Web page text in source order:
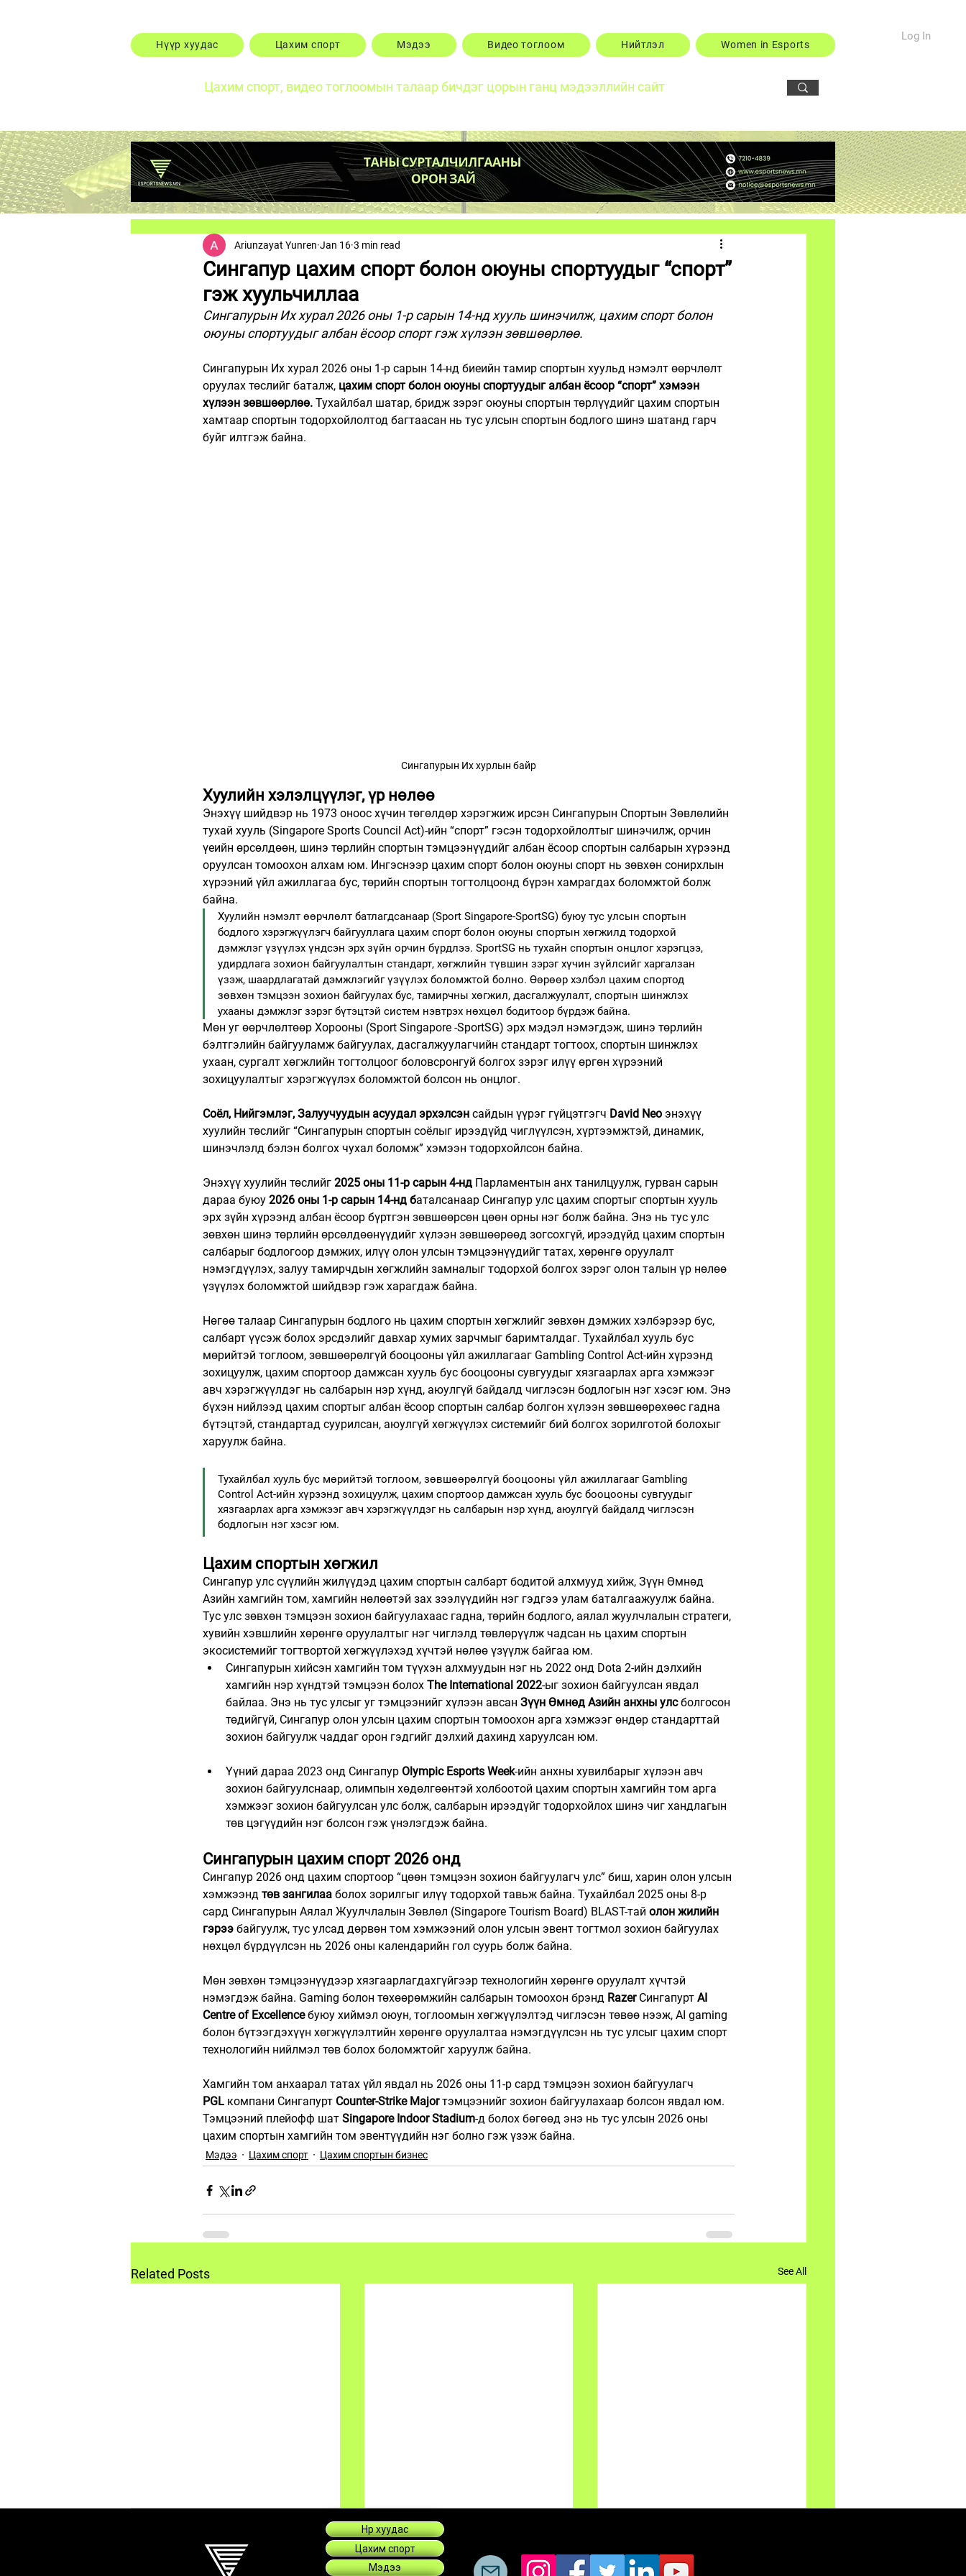
Нүүр хуудас Цахим спорт Мэдээ Видео тоглоом Нийтлэл Women in Esports
Log In
Цахим спорт, видео тоглоомын талаар бичдэг цорын ганц мэдээллийн сайт
Сингапур цахим спорт болон оюуны спортуудыг “спорт”
гэж хуульчиллаа
Ariunzayat Yunren Jan 16 3 min read
Сингапурын Их хурал 2026 оны 1-р сарын 14-нд хууль шинэчилж, цахим спорт болон
оюуны спортуудыг албан ёсоор спорт гэж хүлээн зөвшөөрлөө.
Сингапурын Их хурал 2026 оны 1-р сарын 14-нд биеийн тамир спортын хуульд нэмэлт өөрчлөлт
оруулах төслийг баталж, цахим спорт болон оюуны спортуудыг албан ёсоор “спорт” хэмээн
хүлээн зөвшөөрлөө. Тухайлбал шатар, бридж зэрэг оюуны спортын төрлүүдийг цахим спортын
хамтаар спортын тодорхойлолтод багтаасан нь тус улсын спортын бодлого шинэ шатанд гарч
буйг илтгэж байна.
Сингапурын Их хурлын байр
Хуулийн хэлэлцүүлэг, үр нөлөө
Энэхүү шийдвэр нь 1973 оноос хүчин төгөлдөр хэрэгжиж ирсэн Сингапурын Спортын Зөвлөлийн
тухай хууль (Singapore Sports Council Act)-ийн “спорт” гэсэн тодорхойлолтыг шинэчилж, орчин
үеийн өрсөлдөөн, шинэ төрлийн спортын тэмцээнүүдийг албан ёсоор спортын салбарын хүрээнд
оруулсан томоохон алхам юм. Ингэснээр цахим спорт болон оюуны спорт нь зөвхөн сонирхлын
хүрээний үйл ажиллагаа бус, төрийн спортын тогтолцоонд бүрэн хамрагдах боломжтой болж
байна.
Хуулийн нэмэлт өөрчлөлт батлагдсанаар (Sport Singapore-SportSG) буюу тус улсын спортын
бодлого хэрэгжүүлэгч байгууллага цахим спорт болон оюуны спортын хөгжилд тодорхой
дэмжлэг үзүүлэх үндсэн эрх зүйн орчин бүрдлээ. SportSG нь тухайн спортын онцлог хэрэгцээ,
удирдлага зохион байгуулалтын стандарт, хөгжлийн түвшин зэрэг хүчин зүйлсийг харгалзан
үзэж, шаардлагатай дэмжлэгийг үзүүлэх боломжтой болно. Өөрөөр хэлбэл цахим спортод
зөвхөн тэмцээн зохион байгуулах бус, тамирчны хөгжил, дасгалжуулалт, спортын шинжлэх
ухааны дэмжлэг зэрэг бүтэцтэй систем нэвтрэх нөхцөл бодитоор бүрдэж байна.
Мөн уг өөрчлөлтөөр Хорооны (Sport Singapore -SportSG) эрх мэдэл нэмэгдэж, шинэ төрлийн
бэлтгэлийн байгууламж байгуулах, дасгалжуулагчийн стандарт тогтоох, спортын шинжлэх
ухаан, сургалт хөгжлийн тогтолцоог боловсронгуй болгох зэрэг илүү өргөн хүрээний
зохицуулалтыг хэрэгжүүлэх боломжтой болсон нь онцлог.
Соёл, Нийгэмлэг, Залуучуудын асуудал эрхэлсэн сайдын үүрэг гүйцэтгэгч David Neo энэхүү
хуулийн төслийг “Сингапурын спортын соёлыг ирээдүйд чиглүүлсэн, хүртээмжтэй, динамик,
шинэчлэлд бэлэн болгох чухал боломж” хэмээн тодорхойлсон байна.
Энэхүү хуулийн төслийг 2025 оны 11-р сарын 4-нд Парламентын анх танилцуулж, гурван сарын
дараа буюу 2026 оны 1-р сарын 14-нд баталсанаар Сингапур улс цахим спортыг спортын хууль
эрх зүйн хүрээнд албан ёсоор бүртгэн зөвшөөрсөн цөөн орны нэг болж байна. Энэ нь тус улс
зөвхөн шинэ төрлийн өрсөлдөөнүүдийг хүлээн зөвшөөрөөд зогсохгүй, ирээдүйд цахим спортын
салбарыг бодлогоор дэмжих, илүү олон улсын тэмцээнүүдийг татах, хөрөнгө оруулалт
нэмэгдүүлэх, залуу тамирчдын хөгжлийн замналыг тодорхой болгох зэрэг олон талын үр нөлөө
үзүүлэх боломжтой шийдвэр гэж харагдаж байна.
Нөгөө талаар Сингапурын бодлого нь цахим спортын хөгжлийг зөвхөн дэмжих хэлбэрээр бус,
салбарт үүсэж болох эрсдэлийг давхар хумих зарчмыг баримталдаг. Тухайлбал хууль бус
мөрийтэй тоглоом, зөвшөөрөлгүй бооцооны үйл ажиллагааг Gambling Control Act-ийн хүрээнд
зохицуулж, цахим спортоор дамжсан хууль бус бооцооны сувгуудыг хязгаарлах арга хэмжээг
авч хэрэгжүүлдэг нь салбарын нэр хүнд, аюулгүй байдалд чиглэсэн бодлогын нэг хэсэг юм. Энэ
бүхэн нийлээд цахим спортыг албан ёсоор спортын салбар болгон хүлээн зөвшөөрөхөөс гадна
бүтэцтэй, стандартад суурилсан, аюулгүй хөгжүүлэх системийг бий болгох зорилготой болохыг
харуулж байна.
Тухайлбал хууль бус мөрийтэй тоглоом, зөвшөөрөлгүй бооцооны үйл ажиллагааг Gambling
Control Act-ийн хүрээнд зохицуулж, цахим спортоор дамжсан хууль бус бооцооны сувгуудыг
хязгаарлах арга хэмжээг авч хэрэгжүүлдэг нь салбарын нэр хүнд, аюулгүй байдалд чиглэсэн
бодлогын нэг хэсэг юм.
Цахим спортын хөгжил
Сингапур улс сүүлийн жилүүдэд цахим спортын салбарт бодитой алхмууд хийж, Зүүн Өмнөд
Азийн хамгийн том, хамгийн нөлөөтэй зах зээлүүдийн нэг гэдгээ улам баталгаажуулж байна.
Тус улс зөвхөн тэмцээн зохион байгуулахаас гадна, төрийн бодлого, аялал жуулчлалын стратеги,
хувийн хэвшлийн хөрөнгө оруулалтыг нэг чиглэлд төвлөрүүлж чадсан нь цахим спортын
экосистемийг тогтвортой хөгжүүлэхэд хүчтэй нөлөө үзүүлж байгаа юм.
Сингапурын хийсэн хамгийн том түүхэн алхмуудын нэг нь 2022 онд Dota 2-ийн дэлхийн
хамгийн нэр хүндтэй тэмцээн болох The International 2022-ыг зохион байгуулсан явдал
байлаа. Энэ нь тус улсыг уг тэмцээнийг хүлээн авсан Зүүн Өмнөд Азийн анхны улс болгосон
төдийгүй, Сингапур олон улсын цахим спортын томоохон арга хэмжээг өндөр стандарттай
зохион байгуулж чаддаг орон гэдгийг дэлхий дахинд харуулсан юм.
Үүний дараа 2023 онд Сингапур Olympic Esports Week-ийн анхны хувилбарыг хүлээн авч
зохион байгуулснаар, олимпын хөдөлгөөнтэй холбоотой цахим спортын хамгийн том арга
хэмжээг зохион байгуулсан улс болж, салбарын ирээдүйг тодорхойлох шинэ чиг хандлагын
төв цэгүүдийн нэг болсон гэж үнэлэгдэж байна.
Сингапурын цахим спорт 2026 онд
Сингапур 2026 онд цахим спортоор “цөөн тэмцээн зохион байгуулагч улс” биш, харин олон улсын
хэмжээнд төв зангилаа болох зорилгыг илүү тодорхой тавьж байна. Тухайлбал 2025 оны 8-р
сард Сингапурын Аялал Жуулчлалын Зөвлөл (Singapore Tourism Board) BLAST-тай олон жилийн
гэрээ байгуулж, тус улсад дөрвөн том хэмжээний олон улсын эвент тогтмол зохион байгуулах
нөхцөл бүрдүүлсэн нь 2026 оны календарийн гол суурь болж байна.
Мөн зөвхөн тэмцээнүүдээр хязгаарлагдахгүйгээр технологийн хөрөнгө оруулалт хүчтэй
нэмэгдэж байна. Gaming болон төхөөрөмжийн салбарын томоохон брэнд Razer Сингапурт AI
Centre of Excellence буюу хиймэл оюун, тоглоомын хөгжүүлэлтэд чиглэсэн төвөө нээж, AI gaming
болон бүтээгдэхүүн хөгжүүлэлтийн хөрөнгө оруулалтаа нэмэгдүүлсэн нь тус улсыг цахим спорт
технологийн нийлмэл төв болох боломжтойг харуулж байна.
Хамгийн том анхаарал татах үйл явдал нь 2026 оны 11-р сард тэмцээн зохион байгуулагч
PGL компани Сингапурт Counter-Strike Major тэмцээнийг зохион байгуулахаар болсон явдал юм.
Тэмцээний плейофф шат Singapore Indoor Stadium-д болох бөгөөд энэ нь тус улсын 2026 оны
цахим спортын хамгийн том эвентүүдийн нэг болно гэж үзэж байна.
Мэдээ Цахим спорт Цахим спортын бизнес
Related Posts See All
Нүүр хуудас
Цахим спорт
Мэдээ